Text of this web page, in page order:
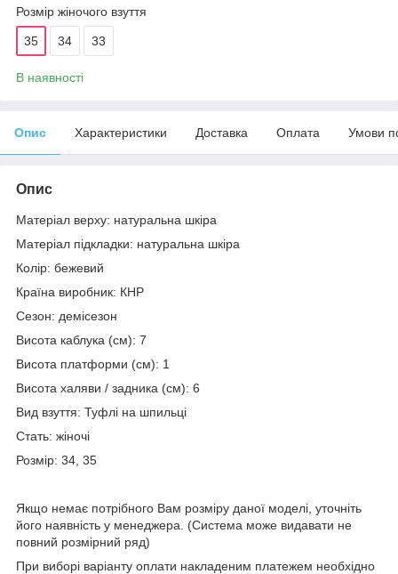
Розмір жіночого взуття
35 34 33
В наявності
Опис Характеристики Доставка Оплата Умови
Опис
Матеріал верху: натуральна шкіра
Матеріал підкладки: натуральна шкіра
Колір: бежевий
Країна виробник: КНР
Сезон: демісезон
Висота каблука (см): 7
Висота платформи (см): 1
Висота халяви / задника (см): 6
Вид взуття: Туфлі на шпильці
Стать: жіночі
Розмір: 34, 35
Якщо немає потрібного Вам розміру даної моделі, уточніть
його наявність у менеджера. (Система може видавати не
повний розмірний ряд)
При виборі варіанту оплати накладеним платежем необхідно